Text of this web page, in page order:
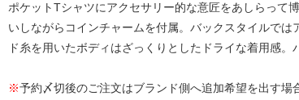
ポケットTシャツにアクセサリー的な意匠をあしらって
いしながらコインチャームを付属。バックスタイルで
ド糸を用いたボディはざっくりとしたドライな着用感
※予約〆切後のご注文はブランド側へ追加希望を出す場